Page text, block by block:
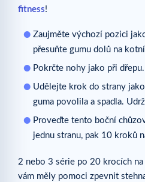
fitness!
Zaujměte výchozí pozici
přesuňte gumu dolů na
Pokrčte nohy jako při dřepu.
Udělejte krok do strany
guma povolila a spadla.
Proveďte tento boční
jednu stranu, pak 10 kroků
2 nebo 3 série po 20 krocích
vám měly pomoci zpevnit